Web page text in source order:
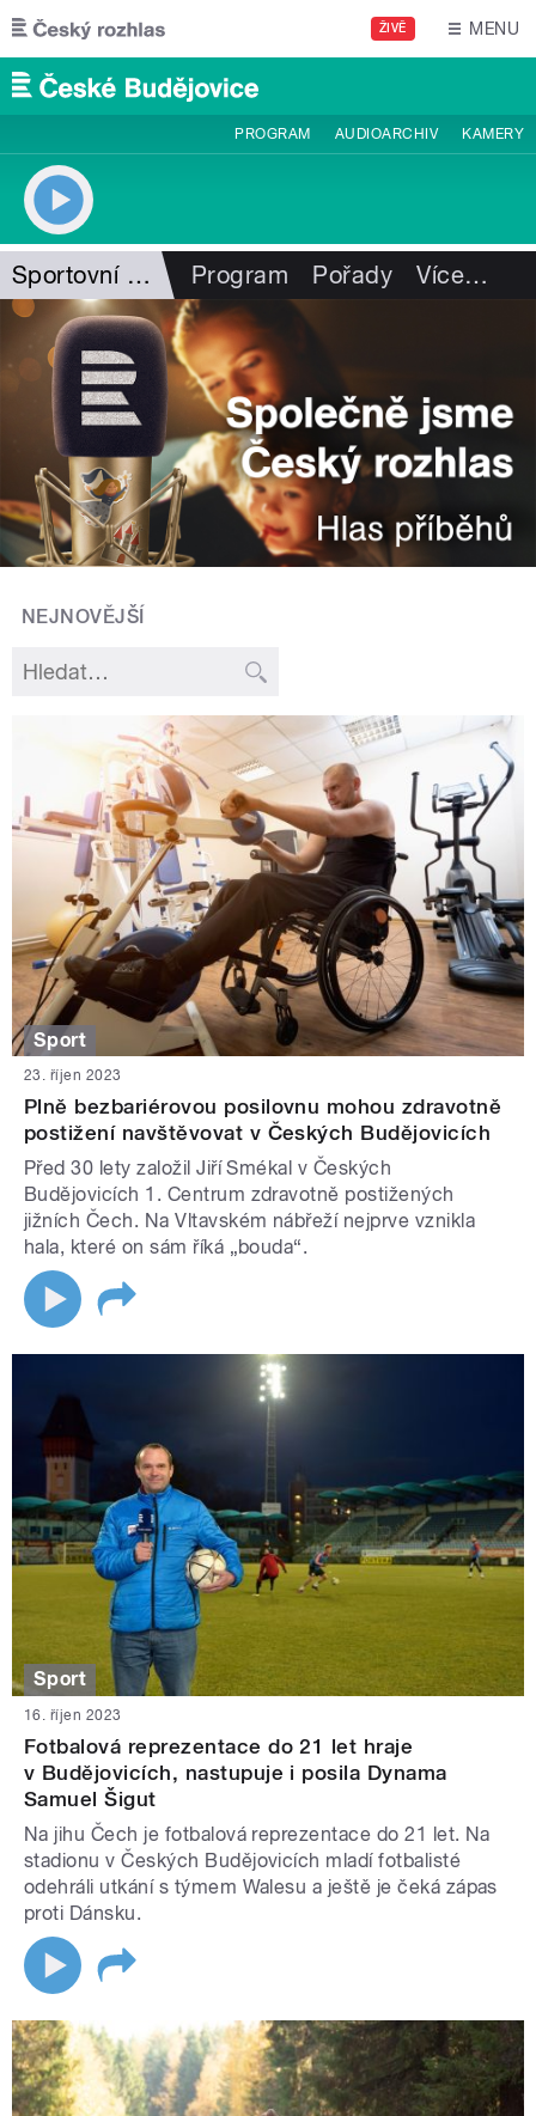
Přejít k hlavnímu obsahu
ŽIVĚ MENU
PROGRAM AUDIOARCHIV KAMERY
Sportovní ozvěny Program Pořady Více…
NEJNOVĚJŠÍ
Sport
23. říjen 2023
Plně bezbariérovou posilovnu mohou zdravotně
postižení navštěvovat v Českých Budějovicích
Před 30 lety založil Jiří Smékal v Českých
Budějovicích 1. Centrum zdravotně postižených
jižních Čech. Na Vltavském nábřeží nejprve vznikla
hala, které on sám říká „bouda“.
Sport
16. říjen 2023
Fotbalová reprezentace do 21 let hraje
v Budějovicích, nastupuje i posila Dynama
Samuel Šigut
Na jihu Čech je fotbalová reprezentace do 21 let. Na
stadionu v Českých Budějovicích mladí fotbalisté
odehráli utkání s týmem Walesu a ještě je čeká zápas
proti Dánsku.